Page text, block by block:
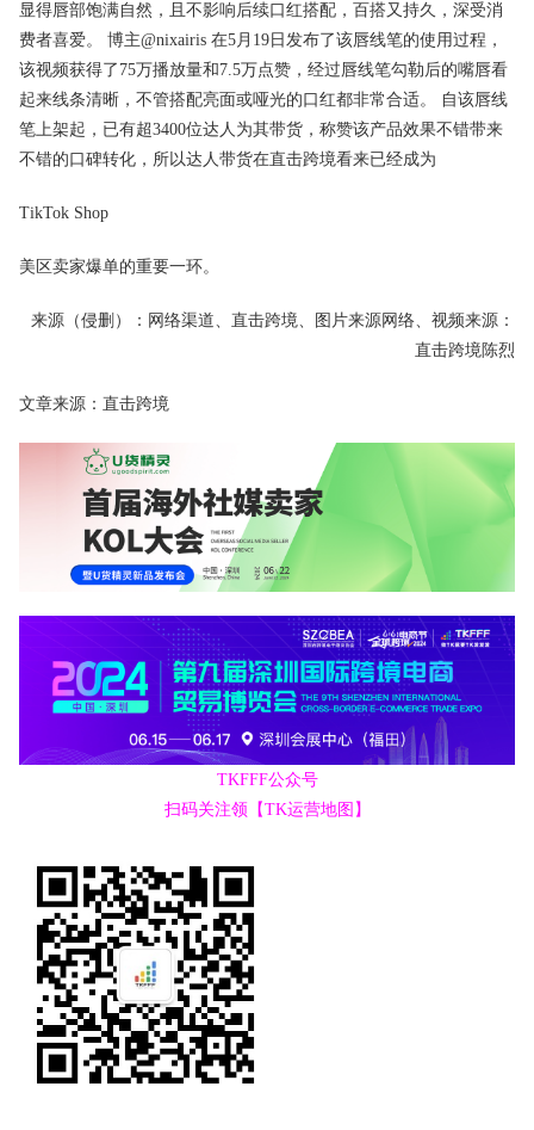
显得唇部饱满自然，且不影响后续口红搭配，百搭又持久，深受消
费者喜爱。 博主@nixairis 在5月19日发布了该唇线笔的使用过程，
该视频获得了75万播放量和7.5万点赞，经过唇线笔勾勒后的嘴唇看
起来线条清晰，不管搭配亮面或哑光的口红都非常合适。 自该唇线
笔上架起，已有超3400位达人为其带货，称赞该产品效果不错带来
不错的口碑转化，所以达人带货在直击跨境看来已经成为
TikTok Shop
美区卖家爆单的重要一环。
来源（侵删）：网络渠道、直击跨境、图片来源网络、视频来源：
直击跨境陈烈
文章来源： 直击跨境
TKFFF公众号
扫码关注领【TK运营地图】